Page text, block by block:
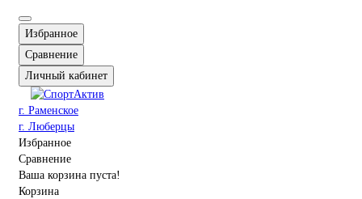
Избранное
Сравнение
Личный кабинет
г. Раменское
г. Люберцы
Избранное
Сравнение
Ваша корзина пуста!
Корзина